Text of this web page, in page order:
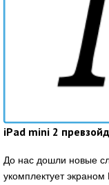
iPad mini 2
До нас дошли новые
укомплектует